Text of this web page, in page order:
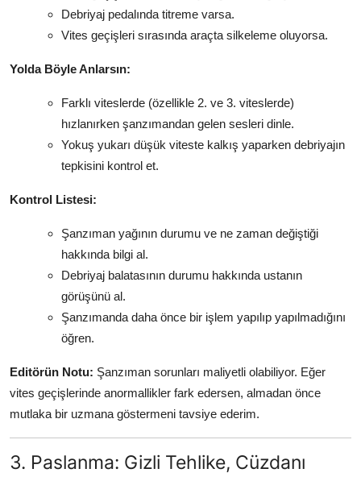
Debriyaj pedalında titreme varsa.
Vites geçişleri sırasında araçta silkeleme oluyorsa.
Yolda Böyle Anlarsın:
Farklı viteslerde (özellikle 2. ve 3. viteslerde)
hızlanırken şanzımandan gelen sesleri dinle.
Yokuş yukarı düşük viteste kalkış yaparken debriyajın
tepkisini kontrol et.
Kontrol Listesi:
Şanzıman yağının durumu ve ne zaman değiştiği
hakkında bilgi al.
Debriyaj balatasının durumu hakkında ustanın
görüşünü al.
Şanzımanda daha önce bir işlem yapılıp yapılmadığını
öğren.
Editörün Notu: Şanzıman sorunları maliyetli olabiliyor. Eğer
vites geçişlerinde anormallikler fark edersen, almadan önce
mutlaka bir uzmana göstermeni tavsiye ederim.
3. Paslanma: Gizli Tehlike, Cüzdanı